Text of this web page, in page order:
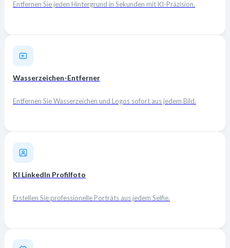
Entfernen Sie jeden Hintergrund in Sekunden mit KI-Präzision.
Wasserzeichen-Entferner
Entfernen Sie Wasserzeichen und Logos sofort aus jedem Bild.
KI LinkedIn Profilfoto
Erstellen Sie professionelle Porträts aus jedem Selfie.